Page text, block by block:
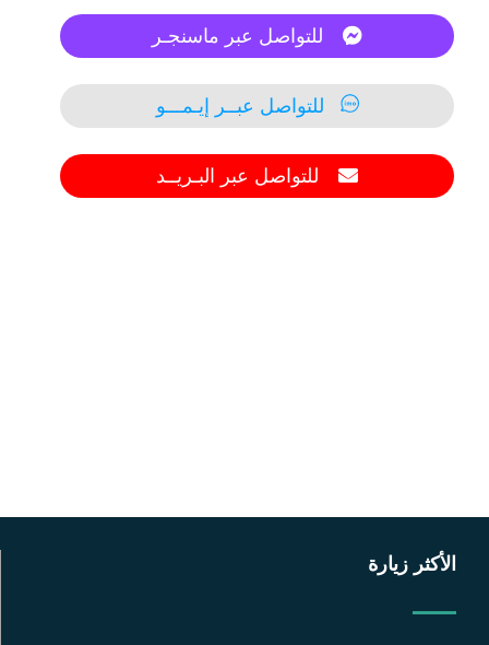
للتواصل عبر ماسنجـر
للتواصل عبــر إيـمـــو
للتواصل عبر البـريــد
الأكثر زيارة